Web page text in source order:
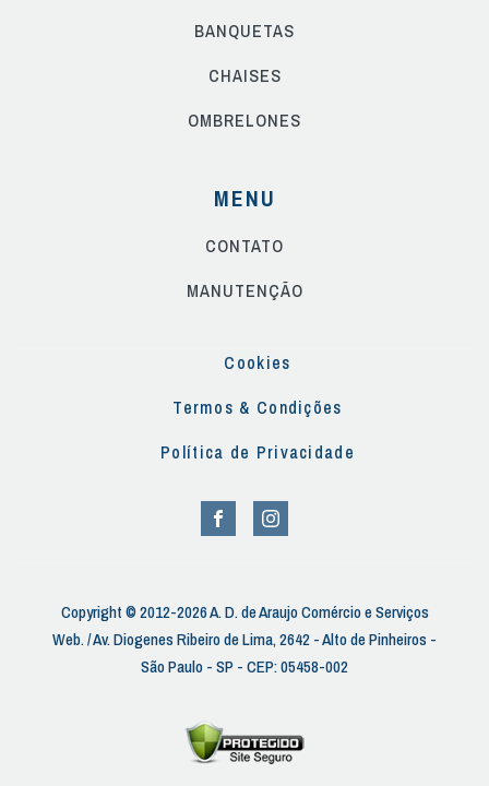
BANQUETAS
CHAISES
OMBRELONES
MENU
CONTATO
MANUTENÇÃO
Cookies
Termos & Condições
Política de Privacidade
Copyright © 2012-2026 A. D. de Araujo Comércio e Serviços
Web. / Av. Diogenes Ribeiro de Lima, 2642 - Alto de Pinheiros -
São Paulo - SP - CEP: 05458-002